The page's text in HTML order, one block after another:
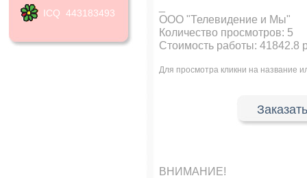
ICQ 443183493
ООО "Телевидение и Мы"
Количество просмотров: 5
Стоимость работы: 41842.8
Для просмотра кликни на название
ВНИМАНИЕ!